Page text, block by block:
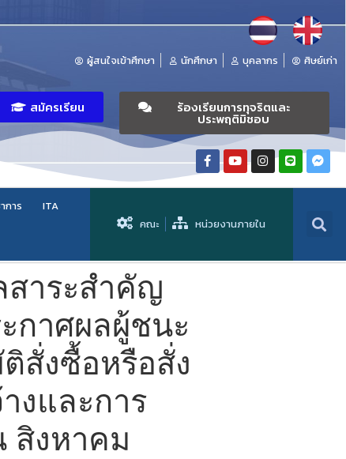
ผู้สนใจเข้าศึกษา นักศึกษา บุคลากร ศิษย์เก่า
สมัครเรียน ร้องเรียนการทุจริตและ
ประพฤติมิชอบ
การ ITA
คณะ หน่วยงานภายใน
สาระสำคัญ
กาศผลผู้ชนะ
สั่งซื้อหรือสั่ง
งและการ
สิงหาคม